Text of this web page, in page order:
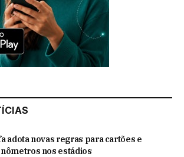
adota novas regras para cartões e
nos estádios